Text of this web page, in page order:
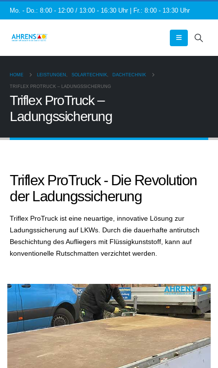
Mo. - Do.: 8:00 - 12:00 / 13:00 - 16:30 Uhr | Fr.: 8:00 - 13:30 Uhr
HOME LEISTUNGEN , SOLARTECHNIK, DACHTECHNIK
TRIFLEX PROTRUCK – LADUNGSSICHERUNG
Triflex ProTruck –
Ladungssicherung
Triflex ProTruck - Die Revolution
der Ladungssicherung
Triflex ProTruck ist eine neuartige, innovative Lösung zur
Ladungssicherung auf LKWs. Durch die dauerhafte antirutsch
Beschichtung des Aufliegers mit Flüssigkunststoff, kann auf
konventionelle Rutschmatten verzichtet werden.